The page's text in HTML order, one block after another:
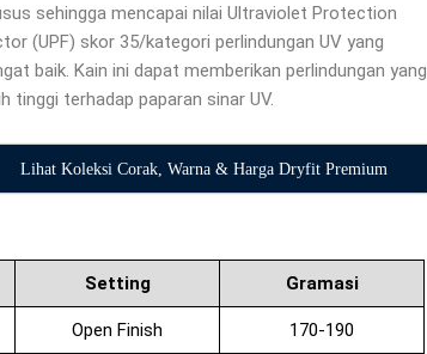
sehingga mencapai nilai Ultraviolet Protection
(UPF) skor 35/kategori perlindungan UV yang
baik. Kain ini dapat memberikan perlindungan yang
tinggi terhadap paparan sinar UV.
Lihat Koleksi Corak, Warna & Harga Dryfit Premium
Setting Gramasi
Open Finish 170-190